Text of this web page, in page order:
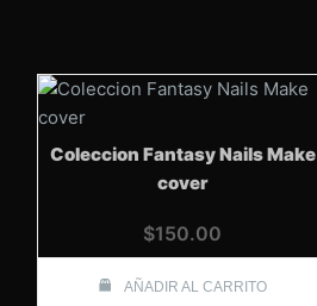
Coleccion Fantasy Nails Make
cover
$150.00
AÑADIR AL CARRITO